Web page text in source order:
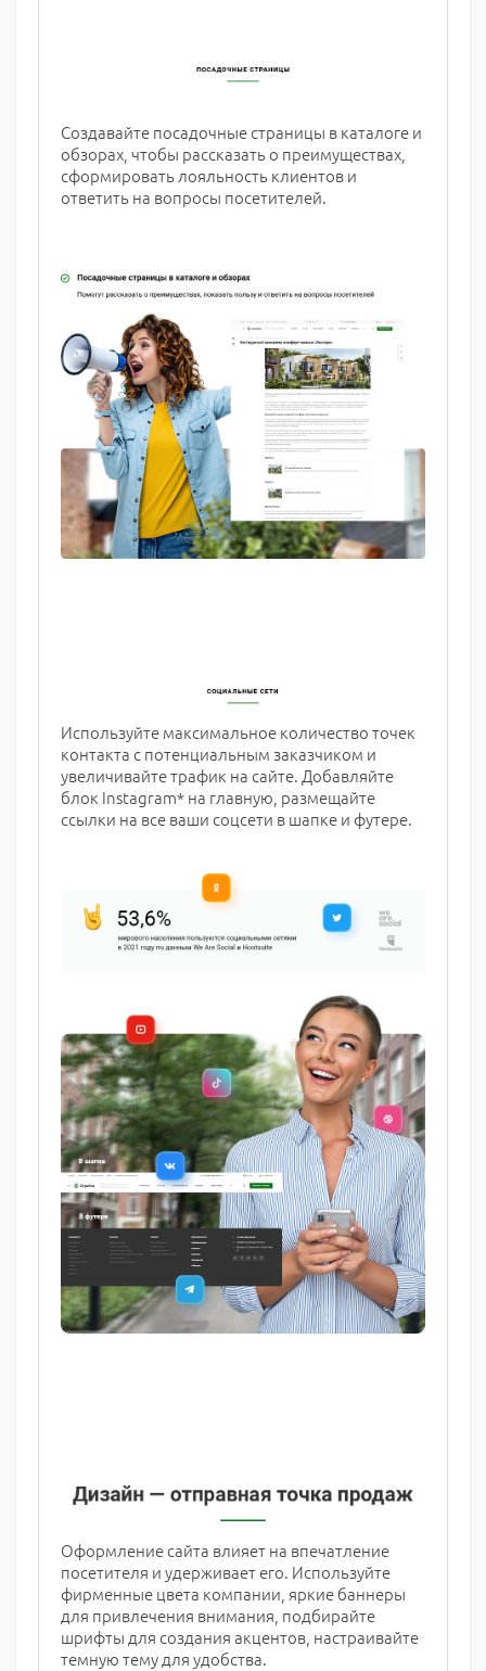
Создавайте посадочные страницы в каталоге и
обзорах, чтобы рассказать о преимуществах,
сформировать лояльность клиентов и
ответить на вопросы посетителей.
Используйте максимальное количество точек
контакта с потенциальным заказчиком и
увеличивайте трафик на сайте. Добавляйте
блок Instagram* на главную, размещайте
ссылки на все ваши соцсети в шапке и футере.
Оформление сайта влияет на впечатление
посетителя и удерживает его. Используйте
фирменные цвета компании, яркие баннеры
для привлечения внимания, подбирайте
шрифты для создания акцентов, настраивайте
темную тему для удобства.